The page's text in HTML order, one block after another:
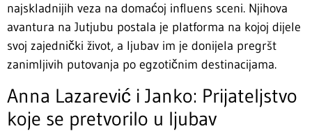
najskladnijih veza na domaćoj influens sceni. Njihova
avantura na Jutjubu postala je platforma na kojoj dijele
svoj zajednički život, a ljubav im je donijela pregršt
zanimljivih putovanja po egzotičnim destinacijama.
Anna Lazarević i Janko: Prijateljstvo
koje se pretvorilo u ljubav